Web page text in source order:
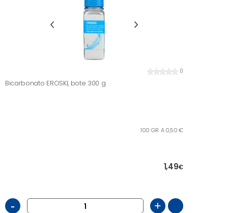
0
Bicarbonato EROSKI, bote 300 g
100 GR. A 0,50 €
1,49€
- +